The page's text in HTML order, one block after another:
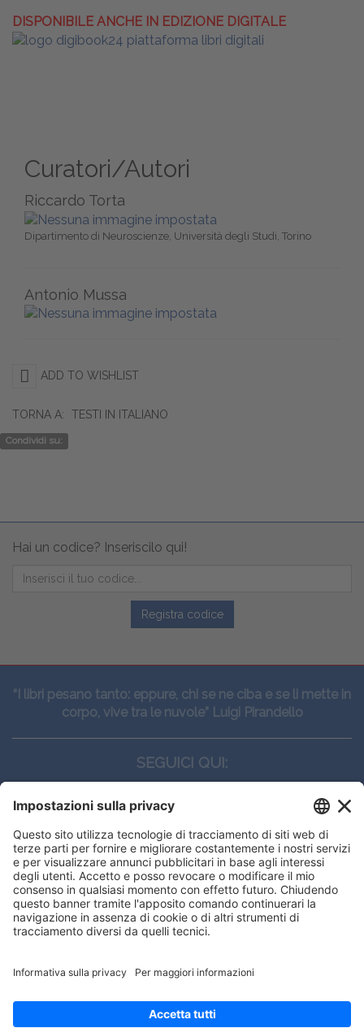
DISPONIBILE ANCHE IN EDIZIONE DIGITALE
Curatori/Autori
Riccardo Torta
Dipartimento di Neuroscienze, Università degli Studi, Torino
Antonio Mussa
ADD TO WISHLIST
TORNA A: TESTI IN ITALIANO
Condividi su:
Hai un codice? Inseriscilo qui!
Registra codice
“I libri pesano tanto: eppure, chi se ne ciba e se li mette in
corpo, vive tra le nuvole” Luigi Pirandello
SEGUICI QUI:
CONTATTI
Edi.Ermes srl
Viale E. Forlanini, 21 - 20134, Milano
(+39)027021121
E-mail:eeinfo@eenet.it
ORARI
Lunedì — Giovedì: - 08:30 - 13:00 – 14:00 - 17:30
Venerdì: - 08:30 - 13:00 – 14:00 - 16:00
offrirti la migliore navigazione